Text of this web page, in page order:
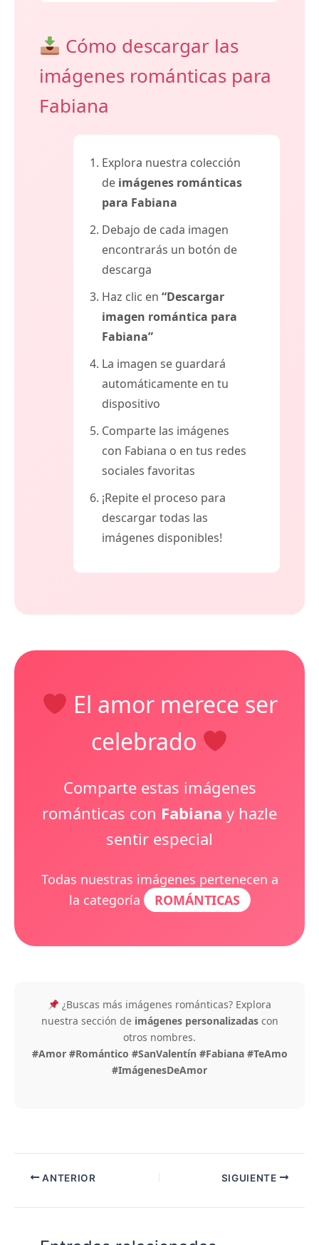
Cómo descargar las
imágenes románticas para
Fabiana
Explora nuestra colección
de imágenes románticas
para Fabiana
Debajo de cada imagen
encontrarás un botón de
descarga
Haz clic en “Descargar
imagen romántica para
Fabiana”
La imagen se guardará
automáticamente en tu
dispositivo
Comparte las imágenes
con Fabiana o en tus redes
sociales favoritas
¡Repite el proceso para
descargar todas las
imágenes disponibles!
El amor merece ser
celebrado
Comparte estas imágenes
románticas con Fabiana y hazle
sentir especial
Todas nuestras imágenes pertenecen a
la categoría
ROMÁNTICAS
¿Buscas más imágenes románticas? Explora
nuestra sección de imágenes personalizadascon
otros nombres.
#Amor #Romántico #SanValentín #Fabiana #TeAmo
#ImágenesDeAmor
ANTERIOR SIGUIENTE